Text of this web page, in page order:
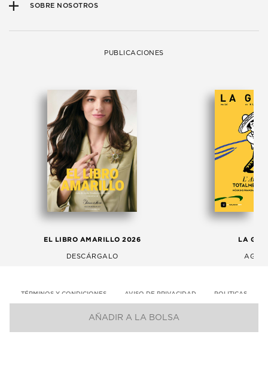
AÑADIR A LA BOLSA
SOBRE NOSOTROS
PUBLICACIONES
EL LIBRO AMARILLO 2026
DESCÁRGALO
LA
TÉRMINOS Y CONDICIONES AVISO DE PRIVACIDAD POLITICAS